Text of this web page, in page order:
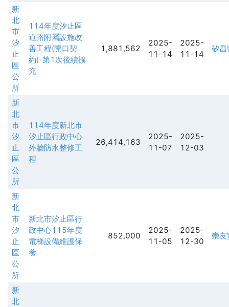
新
北
市
汐
止
區
公
所
114年度汐止區
道路附屬設施改
善工程(開口契
約)-第1次後續擴
充
1,881,562
2025-
11-14
2025-
11-14
矽昌
新
北
市
汐
止
區
公
所
114年度新北市
汐止區行政中心
外牆防水整修工
程
26,414,163
2025-
11-07
2025-
12-03
新
北
市
汐
止
區
公
所
新北市汐止區行
政中心115年度
電梯設備維護保
養
852,000
2025-
11-05
2025-
12-30
崇
新
北